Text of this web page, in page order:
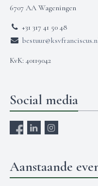
6707 AA Wageningen
+31 317 41 50 48
KvK: 40119042
Social media
Aanstaande